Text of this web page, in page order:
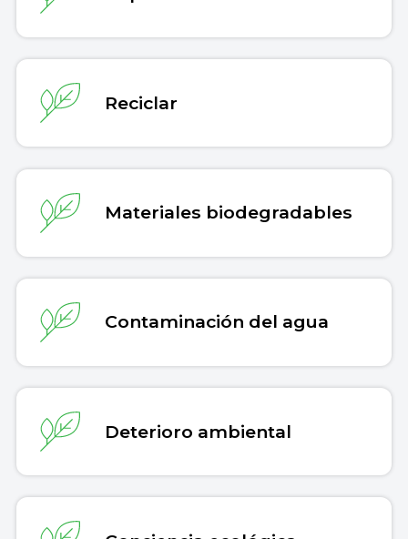
Reciclar
Materiales biodegradables
Contaminación del agua
Deterioro ambiental